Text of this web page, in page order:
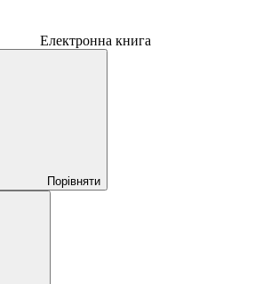
Електронна книга
Порівняти